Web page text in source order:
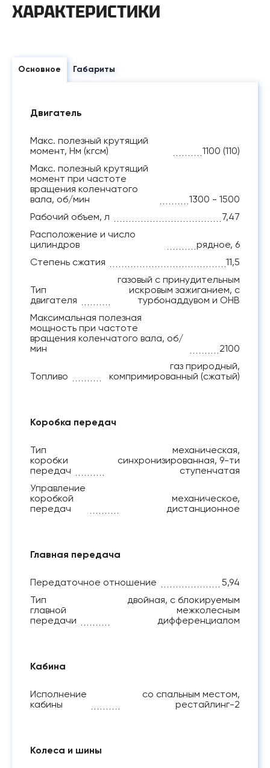
ХАРАКТЕРИСТИКИ
Основное Габариты
Двигатель
Макс. полезный крутящий
момент, Нм (кгсм)
1100 (110)
Макс. полезный крутящий
момент при частоте
вращения коленчатого
вала, об/мин
1300 - 1500
Рабочий объем, л
7,47
Расположение и число
цилиндров
рядное, 6
Степень сжатия
11,5
Тип
двигателя
газовый с принудительным
искровым зажиганием, с
турбонаддувом и ОНВ
Максимальная полезная
мощность при частоте
вращения коленчатого вала, об/
мин
2100
Топливо
газ природный,
компримированный (сжатый)
Коробка передач
Тип
коробки
передач
механическая,
синхронизированная, 9-ти
ступенчатая
Управление
коробкой
передач
механическое,
дистанционное
Главная передача
Передаточное отношение
5,94
Тип
главной
передачи
двойная, с блокируемым
межколесным
дифференциалом
Кабина
Исполнение
кабины
со спальным местом,
рестайлинг-2
Колеса и шины